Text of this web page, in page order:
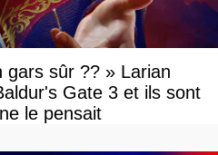
gars sûr ?? » Larian
Gate 3 et ils sont
le pensait